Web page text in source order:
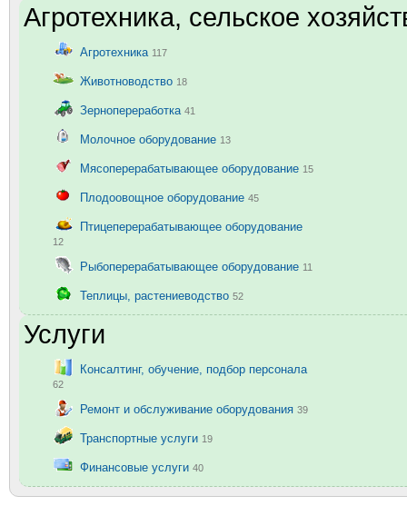
Агротехника, сельское
Агротехника 117
Животноводство 18
Зернопереработка 41
Молочное оборудование 13
Мясоперерабатывающее оборудование 15
Плодоовощное оборудование 45
Птицеперерабатывающее оборудование
12
Рыбоперерабатывающее оборудование 11
Теплицы, растениеводство 52
Услуги
Консалтинг, обучение, подбор персонала
62
Ремонт и обслуживание оборудования 39
Транспортные услуги 19
Финансовые услуги 40